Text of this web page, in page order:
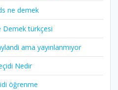
ne demek
Demek türkçesi
ama yayınlanmıyor
Nedir
öğrenme